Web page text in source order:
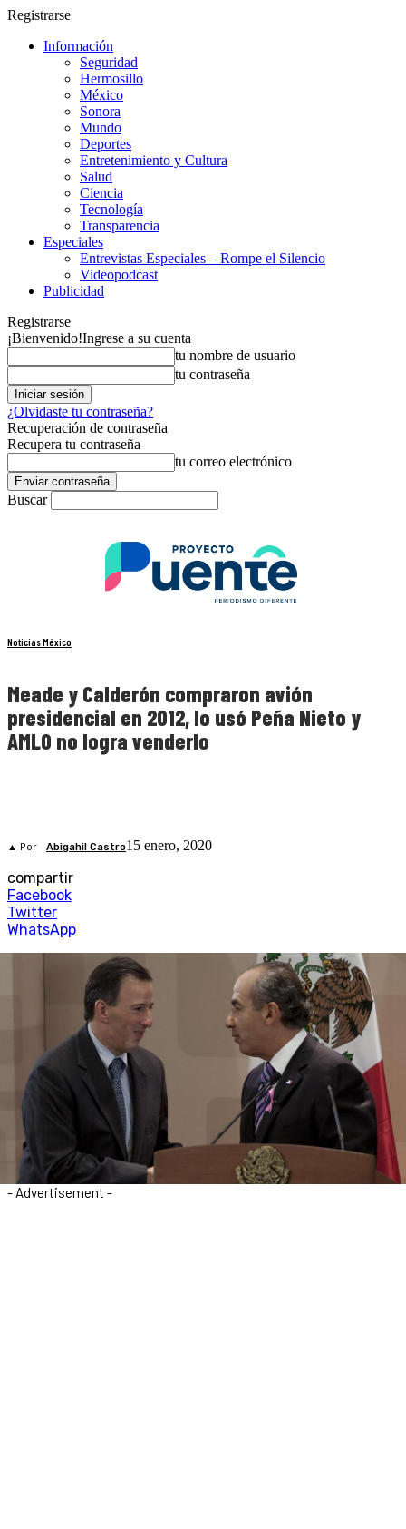
Registrarse
Información
Seguridad
Hermosillo
México
Sonora
Mundo
Deportes
Entretenimiento y Cultura
Salud
Ciencia
Tecnología
Transparencia
Especiales
Entrevistas Especiales – Rompe el Silencio
Videopodcast
Publicidad
Registrarse
¡Bienvenido!Ingrese a su cuenta
tu nombre de usuario
tu contraseña
¿Olvidaste tu contraseña?
Recuperación de contraseña
Recupera tu contraseña
tu correo electrónico
Buscar
Noticias México
Meade y Calderón compraron avión
presidencial en 2012, lo usó Peña Nieto y
AMLO no logra venderlo
▲ Por Abigahil Castro15 enero, 2020
compartir
Facebook
Twitter
WhatsApp
- Advertisement -